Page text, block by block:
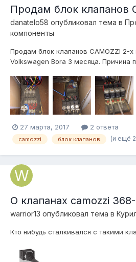
Продам блок клапанов
danatelo58 опубликовал тема в
компоненты
Продам блок клапанов CAMOZZI 2-х
Volkswagen Bora 3 месяца. Причина
27 марта, 2017 2 ответа
camozzi блок клапанов (и ещё
О клапанах camozzi
warrior13 опубликовал тема в
Кто нибудь сталкивался с такими